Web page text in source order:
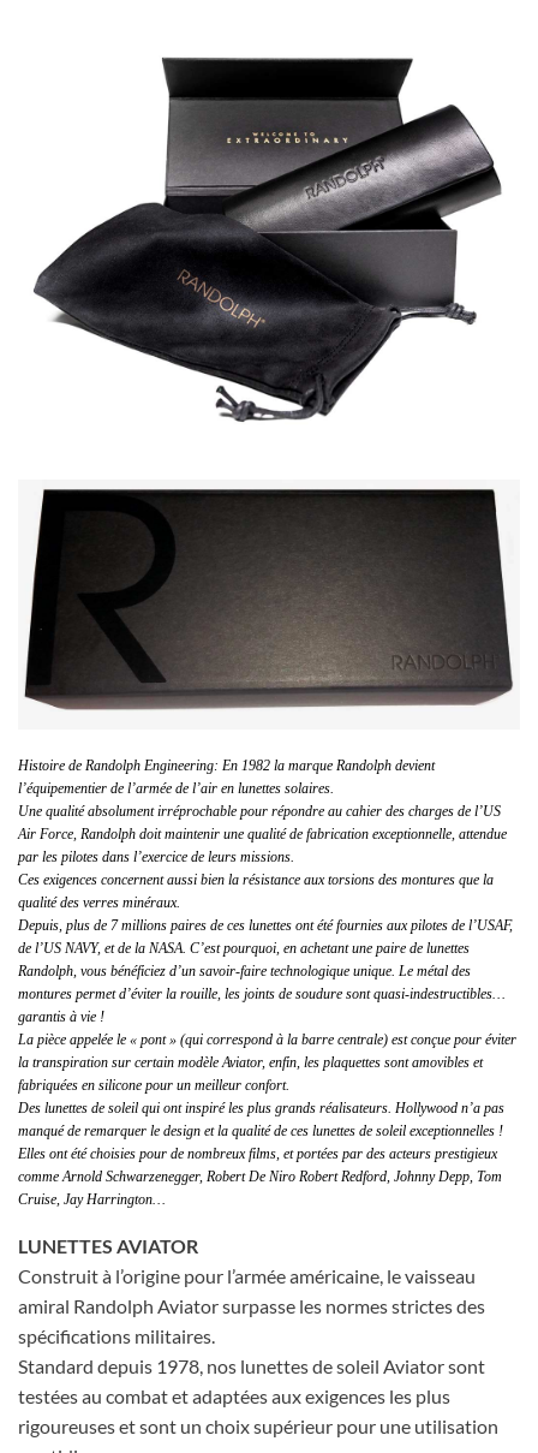
Histoire de Randolph Engineering: En 1982 la marque Randolph devient
l’équipementier de l’armée de l’air en lunettes solaires.
Une qualité absolument irréprochable pour répondre au cahier des charges de l’US
Air Force, Randolph doit maintenir une qualité de fabrication exceptionnelle, attendue
par les pilotes dans l’exercice de leurs missions.
Ces exigences concernent aussi bien la résistance aux torsions des montures que la
qualité des verres minéraux.
Depuis, plus de 7 millions paires de ces lunettes ont été fournies aux pilotes de l’USAF,
de l’US NAVY, et de la NASA. C’est pourquoi, en achetant une paire de lunettes
Randolph, vous bénéficiez d’un savoir-faire technologique unique. Le métal des
montures permet d’éviter la rouille, les joints de soudure sont quasi-indestructibles…
garantis à vie !
La pièce appelée le « pont » (qui correspond à la barre centrale) est conçue pour éviter
la transpiration sur certain modèle Aviator, enfin, les plaquettes sont amovibles et
fabriquées en silicone pour un meilleur confort.
Des lunettes de soleil qui ont inspiré les plus grands réalisateurs. Hollywood n’a pas
manqué de remarquer le design et la qualité de ces lunettes de soleil exceptionnelles !
Elles ont été choisies pour de nombreux films, et portées par des acteurs prestigieux
comme Arnold Schwarzenegger, Robert De Niro Robert Redford, Johnny Depp, Tom
Cruise, Jay Harrington…
LUNETTES AVIATOR
Construit à l’origine pour l’armée américaine, le vaisseau
amiral Randolph Aviator surpasse les normes strictes des
spécifications militaires.
Standard depuis 1978, nos lunettes de soleil Aviator sont
testées au combat et adaptées aux exigences les plus
rigoureuses et sont un choix supérieur pour une utilisation